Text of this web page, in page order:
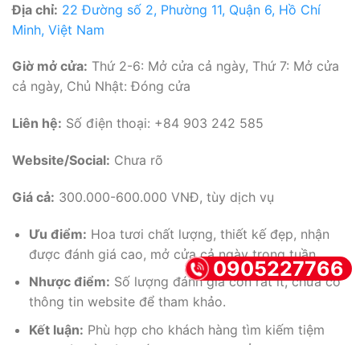
Địa chỉ: 22 Đường số 2, Phường 11, Quận 6, Hồ Chí
Minh, Việt Nam
Giờ mở cửa: Thứ 2-6: Mở cửa cả ngày, Thứ 7: Mở cửa
cả ngày, Chủ Nhật: Đóng cửa
Liên hệ: Số điện thoại: +84 903 242 585
Website/Social: Chưa rõ
Giá cả: 300.000-600.000 VNĐ, tùy dịch vụ
Ưu điểm: Hoa tươi chất lượng, thiết kế đẹp, nhận
được đánh giá cao, mở cửa cả ngày trong tuần.
Nhược điểm: Số lượng đánh giá còn rất ít, chưa có
thông tin website để tham khảo.
Kết luận: Phù hợp cho khách hàng tìm kiếm tiệm
0905227766